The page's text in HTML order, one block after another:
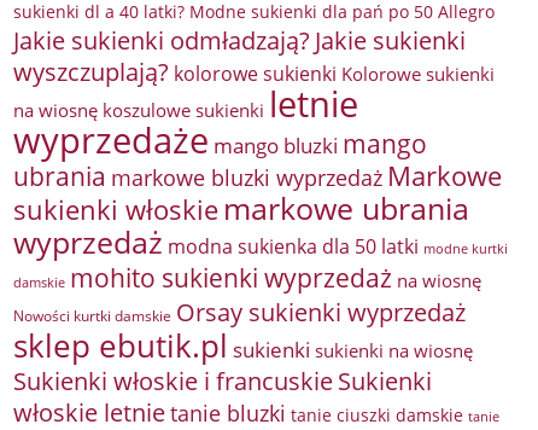
sukienki dl a 40 latki? Modne sukienki dla pań po 50 Allegro
Jakie sukienki odmładzają? Jakie sukienki
wyszczuplają? kolorowe sukienki Kolorowe sukienki
na wiosnę koszulowe sukienki letnie
wyprzedaże mango bluzki mango
ubrania markowe bluzki wyprzedaż Markowe
sukienki włoskie markowe ubrania
wyprzedaż modna sukienka dla 50 latki modne kurtki
damskie mohito sukienki wyprzedaż na wiosnę
Nowości kurtki damskie Orsay sukienki wyprzedaż
sklep ebutik.pl sukienki sukienki na wiosnę
Sukienki włoskie i francuskieSukienki
włoskie letnietanie bluzki tanie ciuszki damskie tanie